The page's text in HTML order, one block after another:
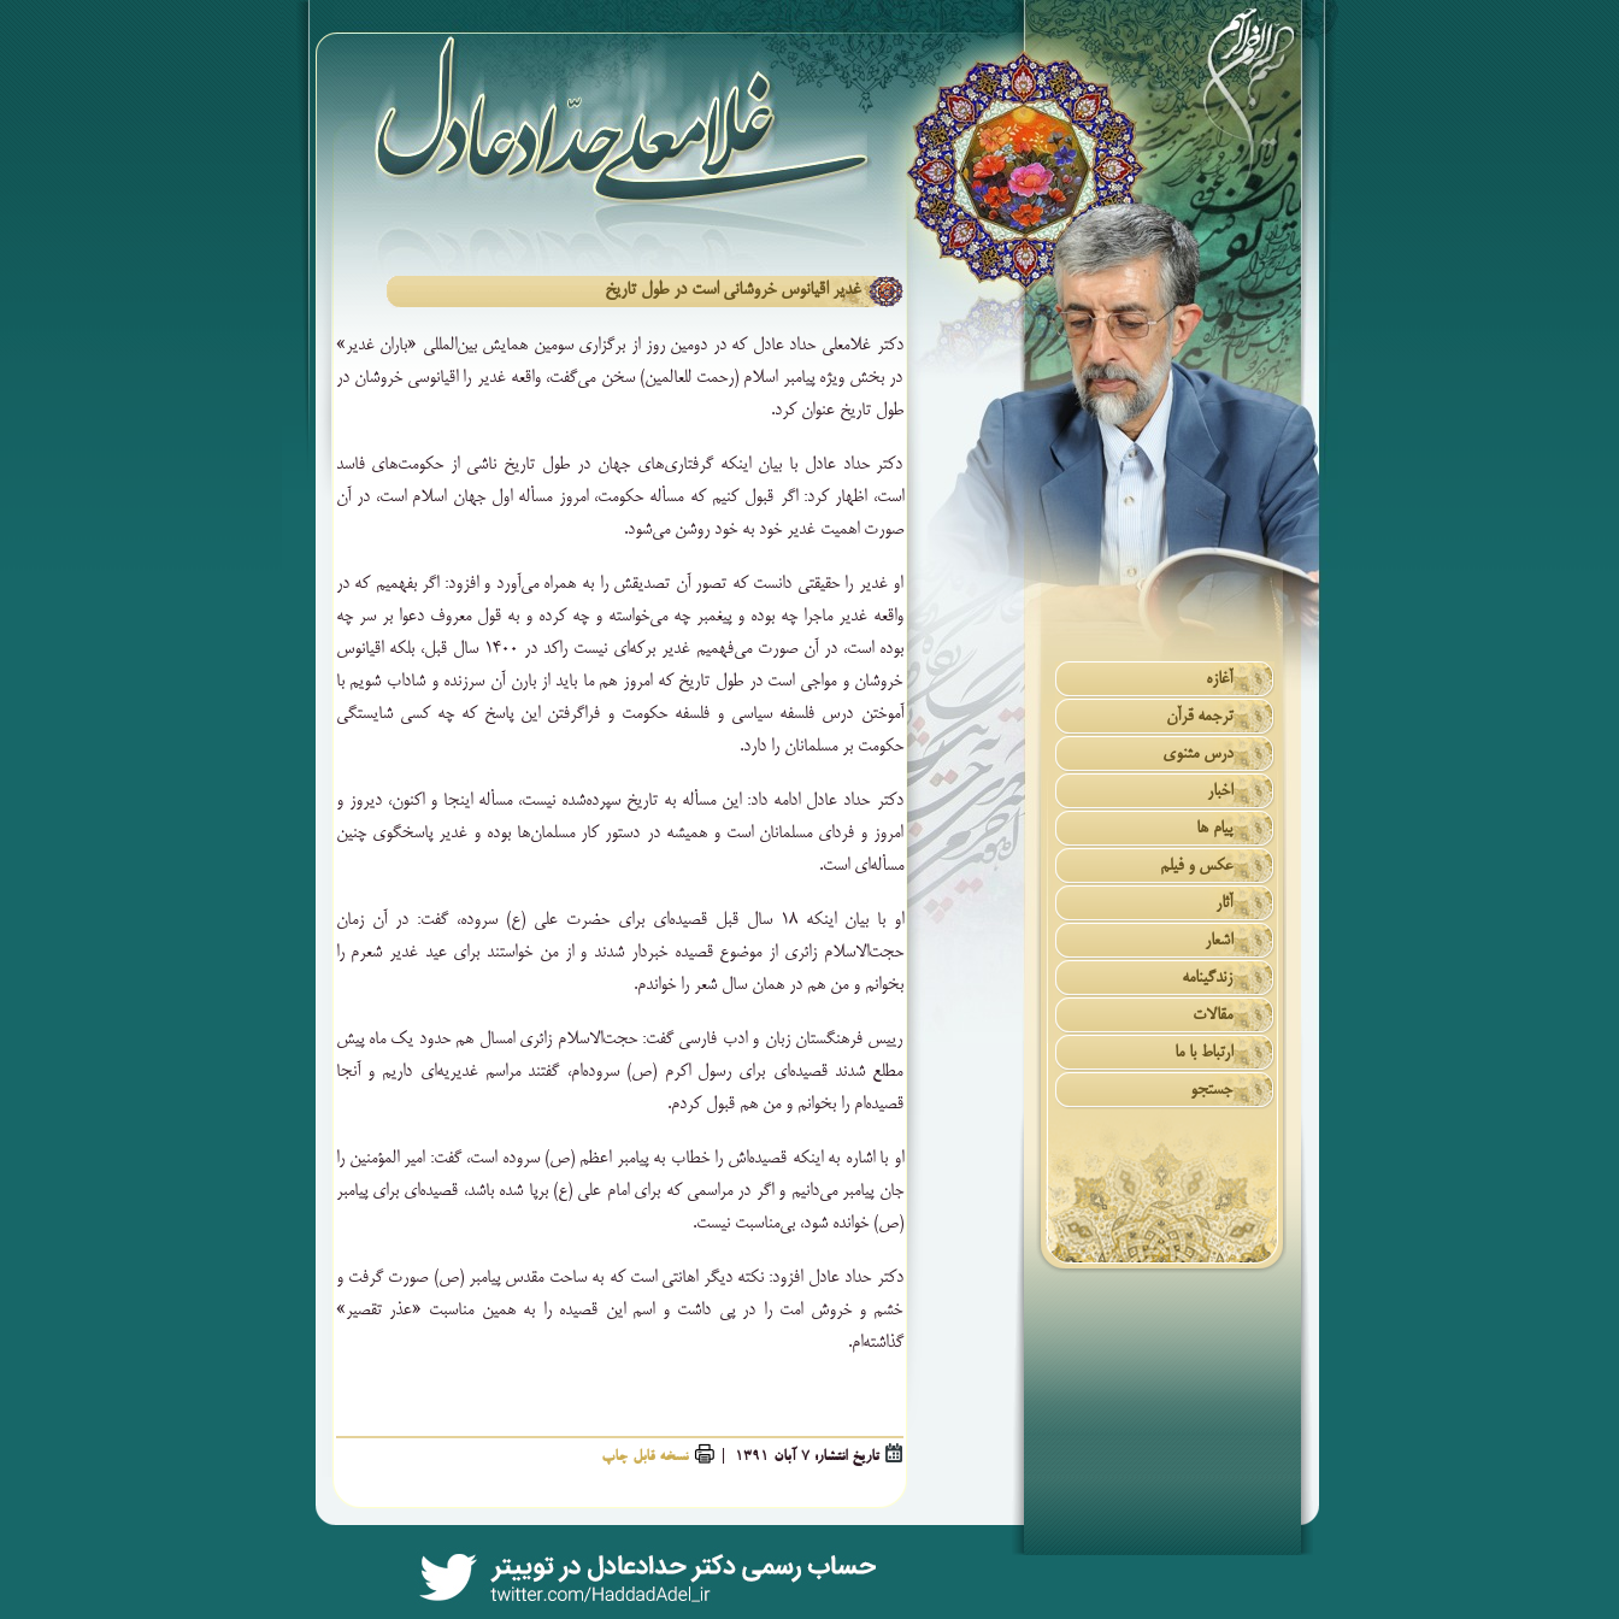
آغازه
ترجمه قرآن
درس مثنوی
اخبار
پیام ها
عکس و فیلم
آثار
اشعار
زندگینامه
مقالات
ارتباط با ما
جستجو
غدیر اقیانوس خروشانی است در طول تاریخ
دکتر غلامعلی حداد عادل که در دومین روز از برگزاری سومین همایش بین‌المللی «باران غدیر»
در بخش ویژه پیامبر اسلام (رحمت للعالمین) سخن می‌گفت، واقعه غدیر را اقیانوسی خروشان در
طول تاریخ عنوان کرد.
دکتر حداد عادل با بیان اینکه گرفتاری‌های جهان در طول تاریخ ناشی از حکومت‌های فاسد
است، اظهار کرد: اگر قبول کنیم که مسأله حکومت، امروز مسأله اول جهان اسلام است، در آن
صورت اهمیت غدیر خود به خود روشن می‌شود.
او غدیر را حقیقتی دانست که تصور آن تصدیقش را به همراه می‌آورد و افزود: اگر بفهمیم که در
واقعه غدیر ماجرا چه بوده و پیغمبر چه می‌خواسته و چه کرده و به قول معروف دعوا بر سر چه
بوده است، در آن صورت می‌فهمیم غدیر برکه‌ای نیست راکد در ۱۴۰۰ سال قبل، بلکه اقیانوس
خروشان و مواجی است در طول تاریخ که امروز هم ما باید از بارن آن سرزنده و شاداب شویم با
آموختن درس فلسفه سیاسی و فلسفه حکومت و فراگرفتن این پاسخ که چه کسی شایستگی
حکومت بر مسلمانان را دارد.
دکتر حداد عادل ادامه داد: این مسأله به تاریخ سپرده‌شده نیست، مسأله اینجا و اکنون، دیروز و
امروز و فردای مسلمانان است و همیشه در دستور کار مسلمان‌ها بوده و غدیر پاسخگوی چنین
مسأله‌ای است.
او با بیان اینکه ۱۸ سال قبل قصیده‌ای برای حضرت علی (ع) سروده، گفت: در آن زمان
حجت‌الاسلام زائری از موضوع قصیده خبردار شدند و از من خواستند برای عید غدیر شعرم را
بخوانم و من هم در‌‌ همان سال شعر را خواندم.
رییس فرهنگستان زبان و ادب فارسی گفت: حجت‌الاسلام زائری امسال هم حدود یک ماه پیش
مطلع شدند قصیده‌ای برای رسول اکرم (ص) سروده‌ام، گفتند مراسم غدیریه‌ای داریم و آنجا
قصیده‌ام را بخوانم و من هم قبول کردم.
او با اشاره به اینکه قصیده‌اش را خطاب به پیامبر اعظم (ص) سروده است، گفت: امیر المؤمنین را
جان پیامبر می‌دانیم و اگر در مراسمی که برای امام علی (ع) برپا شده باشد، قصیده‌ای برای پیامبر
(ص) خوانده شود، بی‌مناسبت نیست.
دکتر حداد عادل افزود: نکته دیگر اهانتی است که به ساحت مقدس پیامبر (ص) صورت گرفت و
خشم و خروش امت را در پی داشت و اسم این قصیده را به همین مناسبت «عذر تقصیر»
گذاشته‌ام.
تاریخ انتشار: 7 آبان 1391 | نسخه قابل چاپ